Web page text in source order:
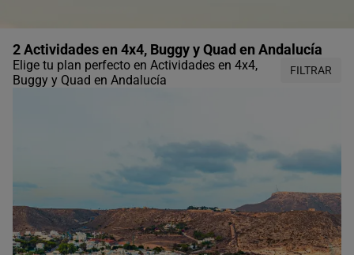
2 Actividades en 4x4, Buggy y Quad en Andalucía
Elige tu plan perfecto en Actividades en 4x4,
Buggy y Quad en Andalucía
FILTRAR